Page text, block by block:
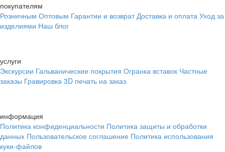
покупателям
Розничным Оптовым Гарантии и возврат Доставка и оплата Уход за
изделиями Наш блог
услуги
Экскурсии Гальванические покрытия Огранка вставок Частные
заказы Гравировка 3D печать на заказ
информация
Политика конфиденциальности Политика защиты и обработки
данных Пользовательское соглашение Политика использования
куки-файлов